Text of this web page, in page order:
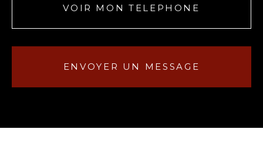
VOIR MON TELEPHONE
ENVOYER UN MESSAGE